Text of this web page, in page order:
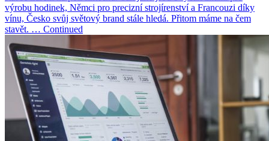
výrobu hodinek, Němci pro precizní strojírenství a Francouzi díky
vínu, Česko svůj světový brand stále hledá. Přitom máme na čem
stavět. … Continued